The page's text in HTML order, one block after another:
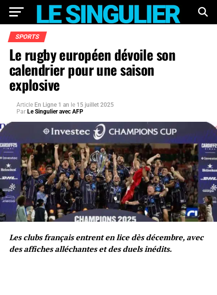
SPORTS
Le rugby européen dévoile son
calendrier pour une saison
explosive
Article En Ligne 1 an le 15 juillet 2025
Par Le Singulier avec AFP
Les clubs français entrent en lice dès décembre, avec
des affiches alléchantes et des duels inédits.